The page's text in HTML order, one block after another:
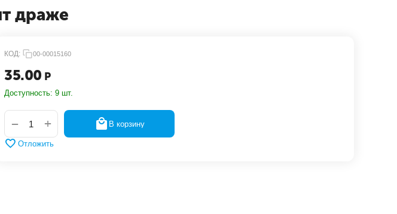
драже
КОД: 00-00015160
35.00 Р
Доступность: 9 шт.
+
− В корзину
Отложить